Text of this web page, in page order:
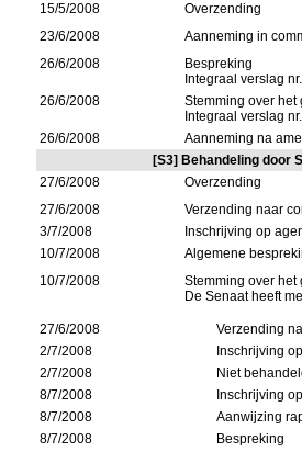
15/5/2008
Overzending
23/6/2008
Aanneming in
26/6/2008
Bespreking
Integraal verslag
26/6/2008
Stemming over
Integraal verslag
26/6/2008
Aanneming na
[S3] Behandeling door
27/6/2008
Overzending
27/6/2008
Verzending naar
3/7/2008
Inschrijving op
10/7/2008
Algemene
10/7/2008
Stemming over het
De Senaat heeft
27/6/2008
Verzending
2/7/2008
Inschrijving
2/7/2008
Niet
8/7/2008
Inschrijving
8/7/2008
Aanwijzing
8/7/2008
Bespreking